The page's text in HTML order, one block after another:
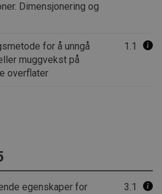
Dimensjonering og
for å unngå
muggvekst på
overflater
1.1
egenskaper for
3.1